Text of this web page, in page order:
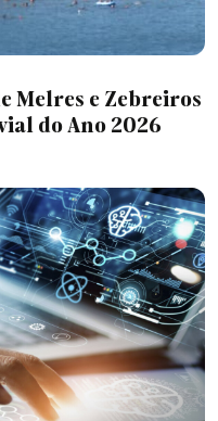
Melres e Zebreiros
do Ano 2026